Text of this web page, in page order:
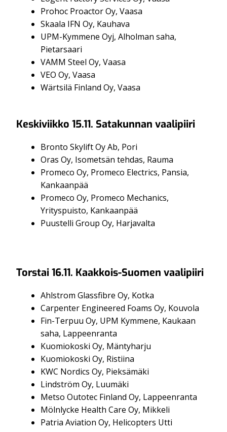
Prohoc Proactor Oy, Vaasa
Skaala IFN Oy, Kauhava
UPM-Kymmene Oyj, Alholman saha,
Pietarsaari
VAMM Steel Oy, Vaasa
VEO Oy, Vaasa
Wärtsilä Finland Oy, Vaasa
Keskiviikko 15.11. Satakunnan vaalipiiri
Bronto Skylift Oy Ab, Pori
Oras Oy, Isometsän tehdas, Rauma
Promeco Oy, Promeco Electrics, Pansia,
Kankaanpää
Promeco Oy, Promeco Mechanics,
Yrityspuisto, Kankaanpää
Puustelli Group Oy, Harjavalta
Torstai 16.11. Kaakkois-Suomen vaalipiiri
Ahlstrom Glassfibre Oy, Kotka
Carpenter Engineered Foams Oy, Kouvola
Fin-Terpuu Oy, UPM Kymmene, Kaukaan
saha, Lappeenranta
Kuomiokoski Oy, Mäntyharju
Kuomiokoski Oy, Ristiina
KWC Nordics Oy, Pieksämäki
Lindström Oy, Luumäki
Metso Outotec Finland Oy, Lappeenranta
Mölnlycke Health Care Oy, Mikkeli
Patria Aviation Oy, Helicopters Utti